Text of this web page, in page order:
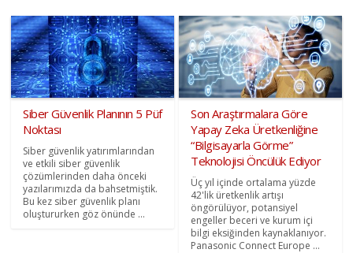
Siber Güvenlik Planının 5 Püf
Noktası
Siber güvenlik yatırımlarından
ve etkili siber güvenlik
çözümlerinden daha önceki
yazılarımızda da bahsetmiştik.
Bu kez siber güvenlik planı
oluştururken göz önünde ...
Son Araştırmalara Göre
Yapay Zeka Üretkenliğine
“Bilgisayarla Görme”
Teknolojisi Öncülük Ediyor
Üç yıl içinde ortalama yüzde
42'lik üretkenlik artışı
öngörülüyor, potansiyel
engeller beceri ve kurum içi
bilgi eksiğinden kaynaklanıyor.
Panasonic Connect Europe ...